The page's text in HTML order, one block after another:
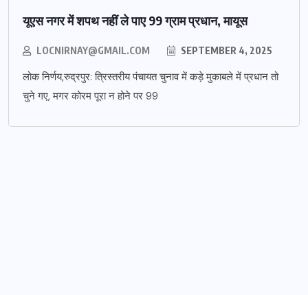
यूएस नगर में शपथ नहीं ले पाए 99 ग्राम प्रधान, मायूस
LOCNIRNAY@GMAIL.COM SEPTEMBER 4, 2025
लोक निर्णय,रुद्रपुर: त्रिस्तरीय पंचायत चुनाव में कड़े मुकाबले में प्रधान तो
चुने गए, मगर कोरम पूरा न होने पर 99